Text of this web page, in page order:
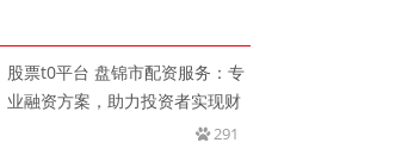
股票t0平台 盘锦市配资服务：专
业融资方案，助力投资者实现财
291